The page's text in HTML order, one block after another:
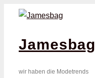
Zum
springenJamesbag
wir haben die Modetrends